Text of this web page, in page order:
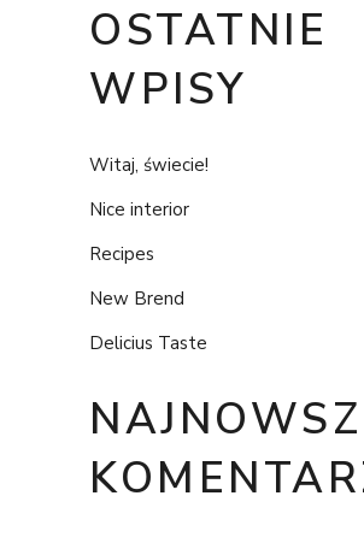
OSTATNIE
WPISY
Witaj, świecie!
Nice interior
Recipes
New Brend
Delicius Taste